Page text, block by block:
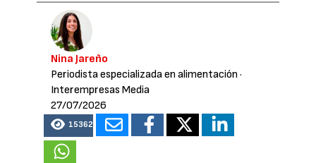
Nina Jareño
Periodista especializada en alimentación ·
Interempresas Media
27/07/2026
15362